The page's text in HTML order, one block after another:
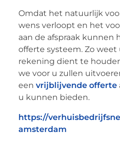
Omdat het natuurlijk
wens verloopt en het
aan de afspraak kunnen
offerte systeem. Zo
rekening dient te
we voor u zullen
een vrijblijvende offerte
u kunnen bieden.
https://
amsterdam